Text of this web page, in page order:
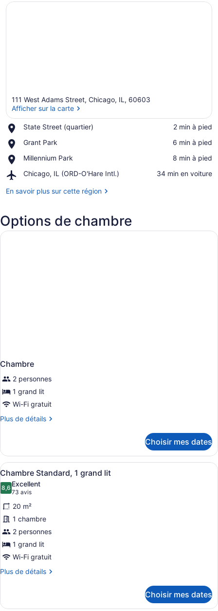
111 West Adams Street, Chicago, IL, 60603
Afficher sur la carte
State Street (quartier)
Place,
Street
‪2 min à pied‬
Grant Park
Place,
Park
‪6 min à pied‬
Millennium Park
Place,
Park
‪8 min à pied‬
Chicago, IL (ORD-O'Hare Intl.)
Airport,
IL
Intl.)
‪34 min en voiture‬
En savoir plus sur cette région
Options de chambre
Chambre
2 personnes
1 grand lit
Wi-Fi gratuit
Plus de détails
Plus
Chambre
Choisir mes dates
Afficher
toutes
les
photos
pour
ce
type
de
chambre :
Chambre
grand
Une chambre d’hôtel avec un
14
Chambre Standard, 1 grand lit
8,68,6 sur 10
Excellent
73 avis
(73 avis)
20 m²
1 chambre
2 personnes
1 grand lit
Wi-Fi gratuit
Plus de détails
Plus
Chambre
Choisir mes dates